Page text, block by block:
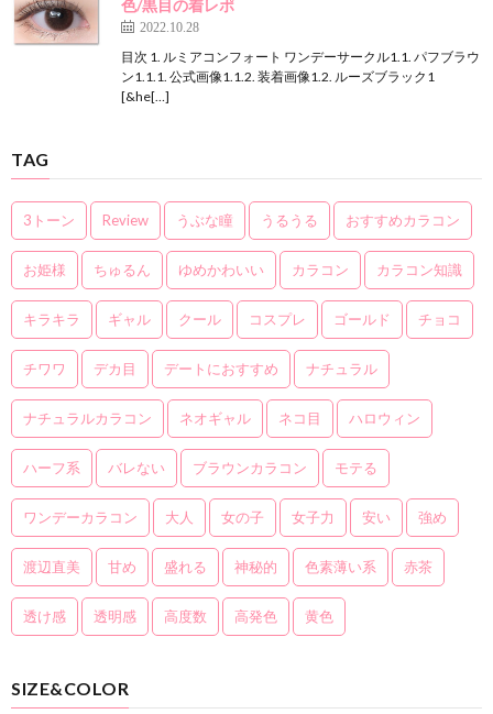
色/黒目の着レポ
2022.10.28
目次 1. ルミアコンフォート ワンデーサークル1.1. パフブラウ
ン1.1.1. 公式画像1.1.2. 装着画像1.2. ルーズブラック1
[&he[…]
TAG
3トーン Review うぶな瞳 うるうる おすすめカラコン
お姫様 ちゅるん ゆめかわいい カラコン カラコン知識
キラキラ ギャル クール コスプレ ゴールド チョコ
チワワ デカ目 デートにおすすめ ナチュラル
ナチュラルカラコン ネオギャル ネコ目 ハロウィン
ハーフ系 バレない ブラウンカラコン モテる
ワンデーカラコン 大人 女の子 女子力 安い 強め
渡辺直美 甘め 盛れる 神秘的 色素薄い系 赤茶
透け感 透明感 高度数 高発色 黄色
SIZE&COLOR